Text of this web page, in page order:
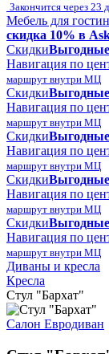
Закончится через 23
Мебель для
скидка 10% в
Скидки
Навигация по
маршрут внутри МЦ
Скидки
Навигация по
маршрут внутри МЦ
Скидки
Навигация по
маршрут внутри МЦ
Скидки
Навигация по
маршрут внутри МЦ
Скидки
Навигация по
маршрут внутри МЦ
Диваны и кресла
Кресла
Стул "Бархат"
Салон Евродиван